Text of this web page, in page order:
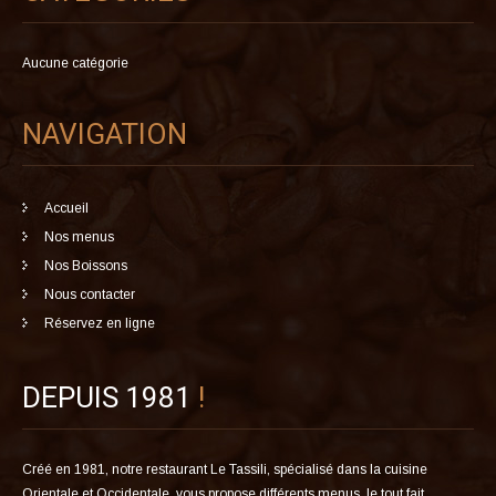
Aucune catégorie
NAVIGATION
Accueil
Nos menus
Nos Boissons
Nous contacter
Réservez en ligne
DEPUIS 1981 !
Créé en 1981, notre restaurant Le Tassili, spécialisé dans la cuisine